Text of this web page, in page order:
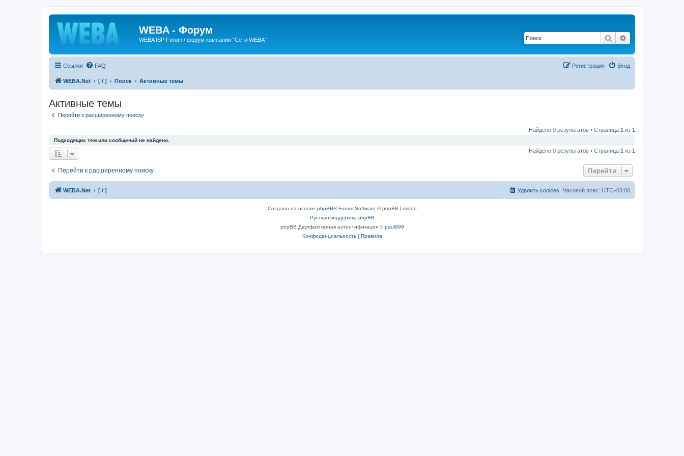
WEBA - Форум
WEBA ISP Forum / форум компании "Сети WEBA" Поиск
Ссылки FAQ Вход
Регистрация
WEBA.Net [ / ] Поиск Активные темы
Активные темы
Перейти к расширенному поиску
Найдено 0 результатов • Страница 1 из 1
Подходящих тем или сообщений не найдено.
Найдено 0 результатов • Страница 1 из 1
Перейти к расширенному поиску Перейти
WEBA.Net [ / ] Часовой пояс: UTC+03:00
Удалить cookies
Создано на основе phpBB® Forum Software © phpBB Limited
Русская поддержка phpBB
phpBB Двухфакторная аутентификация ©paul999
Конфиденциальность| Правила